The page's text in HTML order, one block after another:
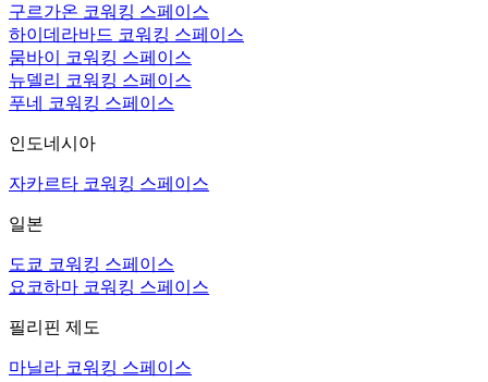
구르가온 코워킹 스페이스
하이데라바드 코워킹 스페이스
뭄바이 코워킹 스페이스
뉴델리 코워킹 스페이스
푸네 코워킹 스페이스
인도네시아
자카르타 코워킹 스페이스
일본
도쿄 코워킹 스페이스
요코하마 코워킹 스페이스
필리핀 제도
마닐라 코워킹 스페이스